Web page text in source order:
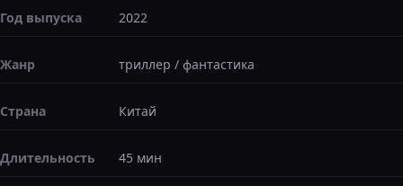
Год выпуска 2022
Жанр триллер / фантастика
Страна Китай
Длительность 45 мин